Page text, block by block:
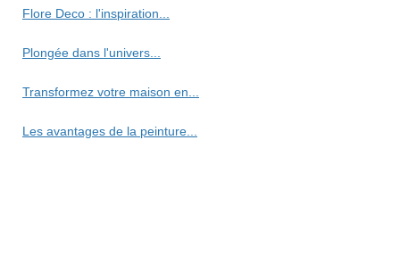
Flore Deco : l'inspiration...
Plongée dans l'univers...
Transformez votre maison en...
Les avantages de la peinture...